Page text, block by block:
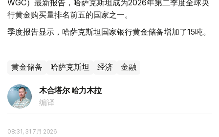
WGC）最新报告，哈萨克斯坦成为2026年第二季度全球央
行黄金购买量排名前五的国家之一。
季度报告显示，哈萨克斯坦国家银行黄金储备增加了15吨。
黄金储备 哈萨克斯坦 经济 金融
木合塔尔 哈力木拉
编译
08:31, 31 7月 2026